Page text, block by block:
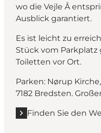
wo die Vejle Å
Ausblick garantiert.
Es ist leicht zu
Stück vom Parkplatz
Toiletten vor Ort.
Parken: Nørup
7182 Bredsten.
Finden Sie den